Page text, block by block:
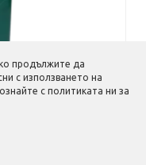
продължите да
с използването на
с политиката ни за